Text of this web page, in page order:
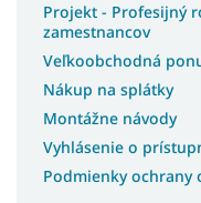
Projekt - Profesijný
zamestnancov
Veľkoobchodná
Nákup na splátky
Montážne návody
Vyhlásenie o
Podmienky ochrany